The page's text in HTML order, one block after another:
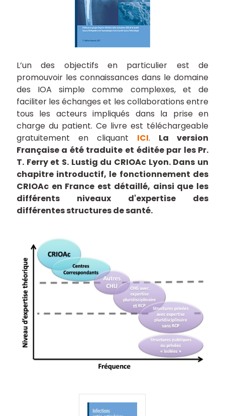
L’un des objectifs en particulier est de
promouvoir les connaissances dans le domaine
des IOA simple comme complexes, et de
faciliter les échanges et les collaborations entre
tous les acteurs impliqués dans la prise en
charge du patient. Ce livre est téléchargeable
gratuitement en cliquant ICI. La version
Française a été traduite et éditée par les Pr.
T. Ferry et S. Lustig du CRIOAc Lyon. Dans un
chapitre introductif, le fonctionnement des
CRIOAc en France est détaillé, ainsi que les
différents niveaux d'expertise des
différentes structures de santé.